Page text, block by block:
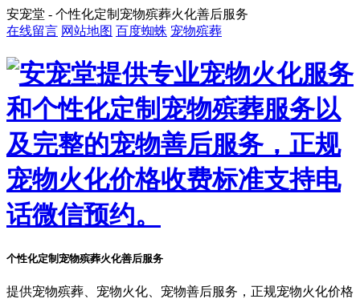
安宠堂 - 个性化定制宠物殡葬火化善后服务
在线留言 网站地图 百度蜘蛛 宠物殡葬
个性化定制宠物殡葬火化善后服务
提供宠物殡葬、宠物火化、宠物善后服务，正规宠物火化价格